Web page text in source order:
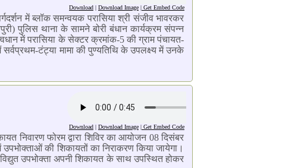
Download | Download Image | Get Embed Code
में ब्लॉक समन्वयक परासिया श्री संजीव भावरकर
पुलिस थाना के सामने बोरी बंधान कार्यक्रम संपन्न
में परासिया के सेक्टर क्रमांक-5 की ग्राम पंचायत-
टंट्या मामा की पुण्यतिथि के उपलक्ष्य में उनके
Download | Download Image | Get Embed Code
निवारण फोरम द्वारा शिविर का आयोजन 08 दिसंबर
की शिकायतों का निराकरण किया जायेगा।
उपभोक्ता अपनी शिकायत के साथ उपस्थित होकर